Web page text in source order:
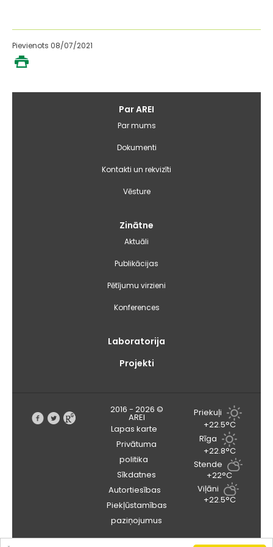
Pievienots 08/07/2021
Par AREI
Par mums
Dokumenti
Kontakti un rekvizīti
Vēsture
Zinātne
Aktuāli
Publikācijas
Pētījumu virzieni
Konferences
Laboratorija
Projekti
Priekuļi
+22.5°C
Rīga
+22.8°C
Stende
+22°C
Viļāni
+22.5°C
2016 - 2026 ©
AREI
Lapas karte
Privātuma
politika
Sīkdatnes
Autortiesības
Piekļūstamības
paziņojumus